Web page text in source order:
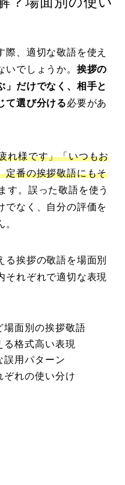
際、適切な敬語を使え
でしょうか。 挨拶の
」だけでなく、相手と
て選び分ける必要があ
れ様です」「いつもお
定番の挨拶敬語にもそ
す。誤った敬語を使う
でなく、自分の評価を
る挨拶の敬語を場面別
それぞれで適切な表現
場面別の挨拶敬語
る格式高い表現
誤用パターン
ぞれの使い分け